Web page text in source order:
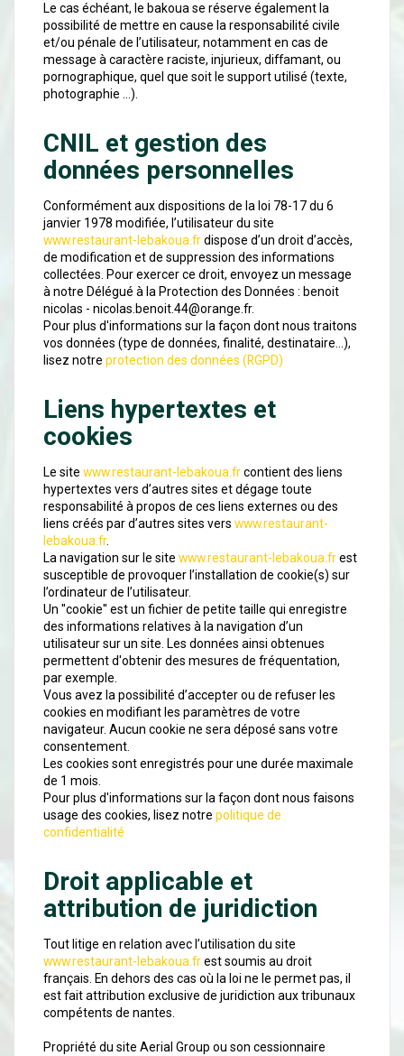
Le cas échéant, le bakoua se réserve également la
possibilité de mettre en cause la responsabilité civile
et/ou pénale de l’utilisateur, notamment en cas de
message à caractère raciste, injurieux, diffamant, ou
pornographique, quel que soit le support utilisé (texte,
photographie …).
CNIL et gestion des
données personnelles
Conformément aux dispositions de la loi 78-17 du 6
janvier 1978 modifiée, l’utilisateur du site
www.restaurant-lebakoua.frdispose d’un droit d’accès,
de modification et de suppression des informations
collectées. Pour exercer ce droit, envoyez un message
à notre Délégué à la Protection des Données : benoit
nicolas - nicolas.benoit.44@orange.fr.
Pour plus d'informations sur la façon dont nous traitons
vos données (type de données, finalité, destinataire...),
lisez notreprotection des données (RGPD)
Liens hypertextes et
cookies
Le sitewww.restaurant-lebakoua.frcontient des liens
hypertextes vers d’autres sites et dégage toute
responsabilité à propos de ces liens externes ou des
liens créés par d’autres sites verswww.restaurant-
lebakoua.fr.
La navigation sur le sitewww.restaurant-lebakoua.frest
susceptible de provoquer l’installation de cookie(s) sur
l’ordinateur de l’utilisateur.
Un ''cookie'' est un fichier de petite taille qui enregistre
des informations relatives à la navigation d’un
utilisateur sur un site. Les données ainsi obtenues
permettent d'obtenir des mesures de fréquentation,
par exemple.
Vous avez la possibilité d’accepter ou de refuser les
cookies en modifiant les paramètres de votre
navigateur. Aucun cookie ne sera déposé sans votre
consentement.
Les cookies sont enregistrés pour une durée maximale
de 1 mois.
Pour plus d'informations sur la façon dont nous faisons
usage des cookies, lisez notrepolitique de
confidentialité
Droit applicable et
attribution de juridiction
Tout litige en relation avec l’utilisation du site
www.restaurant-lebakoua.frest soumis au droit
français. En dehors des cas où la loi ne le permet pas, il
est fait attribution exclusive de juridiction aux tribunaux
compétents de nantes.
Propriété du site Aerial Group ou son cessionnaire